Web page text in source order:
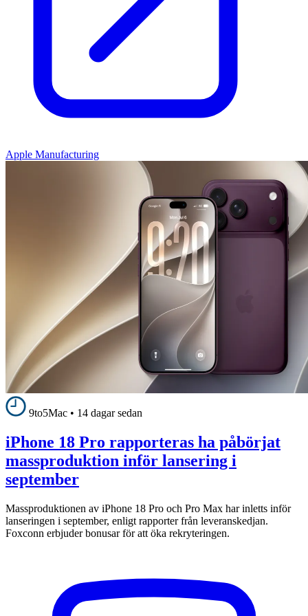
Apple Manufacturing
9to5Mac • 14 dagar sedan
iPhone 18 Pro rapporteras ha påbörjat
massproduktion inför lansering i
september
Massproduktionen av iPhone 18 Pro och Pro Max har inletts inför
lanseringen i september, enligt rapporter från leveranskedjan.
Foxconn erbjuder bonusar för att öka rekryteringen.